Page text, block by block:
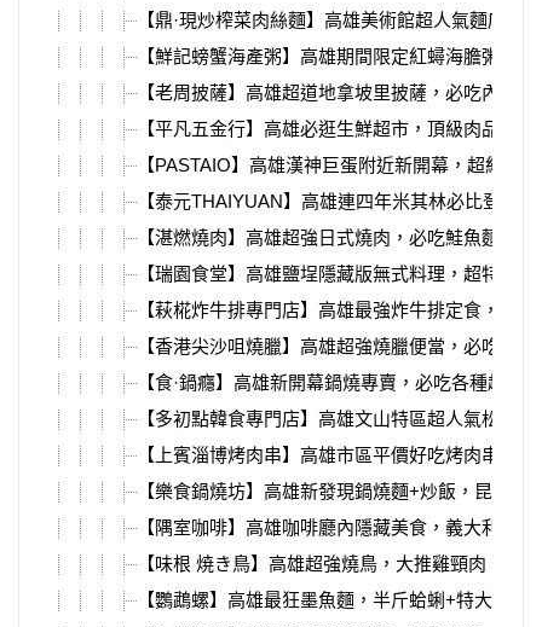
【鼎·現炒榨菜肉絲麵】高雄美術館超人氣麵店，
【鮮記螃蟹海產粥】高雄期間限定紅蟳海膽粥，
【老周披薩】高雄超道地拿坡里披薩，必吃內用
【平凡五金行】高雄必逛生鮮超市，頂級肉品海
【PASTAIO】高雄漢神巨蛋附近新開幕，超紅手
【泰元THAIYUAN】高雄連四年米其林必比登推
【湛燃燒肉】高雄超強日式燒肉，必吃鮭魚麵、
【瑞園食堂】高雄鹽埕隱藏版無式料理，超特別
【萩椛炸牛排專門店】高雄最強炸牛排定食，楠
【香港尖沙咀燒臘】高雄超強燒臘便當，必吃豉
【食·鍋癮】高雄新開幕鍋燒專賣，必吃各種超強
【多初點韓食專門店】高雄文山特區超人氣松葉
【上賓淄博烤肉串】高雄市區平價好吃烤肉串、
【樂食鍋燒坊】高雄新發現鍋燒麵+炒飯，昆布、
【隅室咖啡】高雄咖啡廳內隱藏美食，義大利麵
【味根 焼き鳥】高雄超強燒鳥，大推雞頸肉、雞
【鸚鵡螺】高雄最狂墨魚麵，半斤蛤蜊+特大號魷